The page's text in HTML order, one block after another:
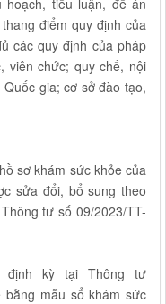
tiểu luận, đề án
điểm quy định của
các quy định của pháp
viên chức; quy chế, nội
gia; cơ sở đào tạo,
sơ khám sức khỏe của
sửa đổi, bổ sung theo
tư số 09/2023/TT-
định kỳ tại Thông tư
bằng mẫu sổ khám sức